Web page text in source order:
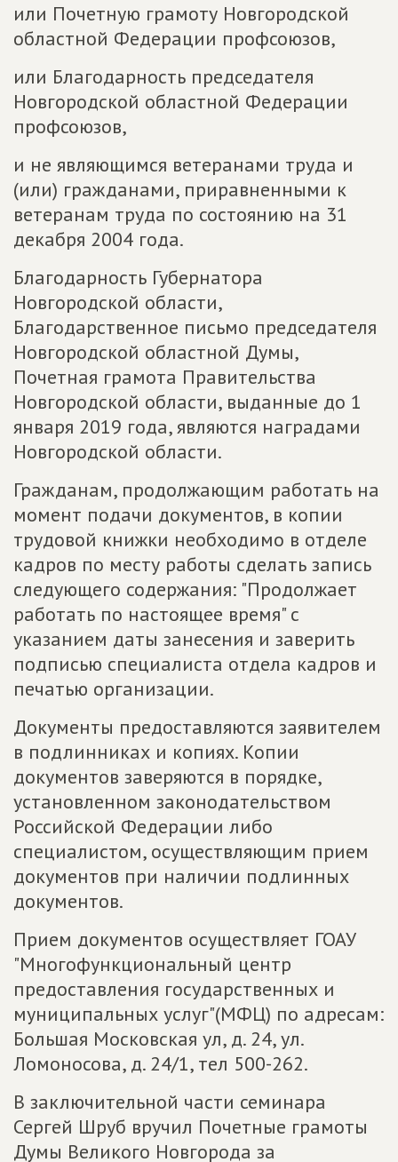
или Почетную грамоту Новгородской
областной Федерации профсоюзов,
или Благодарность председателя
Новгородской областной Федерации
профсоюзов,
и не являющимся ветеранами труда и
(или) гражданами, приравненными к
ветеранам труда по состоянию на 31
декабря 2004 года.
Благодарность Губернатора
Новгородской области,
Благодарственное письмо председателя
Новгородской областной Думы,
Почетная грамота Правительства
Новгородской области, выданные до 1
января 2019 года, являются наградами
Новгородской области.
Гражданам, продолжающим работать на
момент подачи документов, в копии
трудовой книжки необходимо в отделе
кадров по месту работы сделать запись
следующего содержания: "Продолжает
работать по настоящее время" с
указанием даты занесения и заверить
подписью специалиста отдела кадров и
печатью организации.
Документы предоставляются заявителем
в подлинниках и копиях. Копии
документов заверяются в порядке,
установленном законодательством
Российской Федерации либо
специалистом, осуществляющим прием
документов при наличии подлинных
документов.
Прием документов осуществляет ГОАУ
"Многофункциональный центр
предоставления государственных и
муниципальных услуг"(МФЦ) по адресам:
Большая Московская ул, д. 24, ул.
Ломоносова, д. 24/1, тел 500-262.
В заключительной части семинара
Сергей Шруб вручил Почетные грамоты
Думы Великого Новгорода за